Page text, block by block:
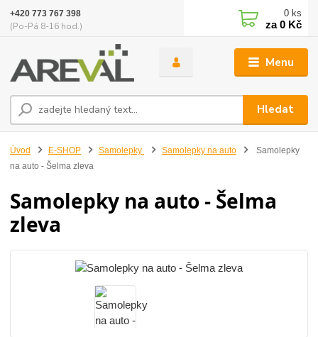
Menu
Hledat
+420 773 767 398
(Po-Pá 8-16 hod.)
0 ks
za0 Kč
Úvod E-SHOP Samolepky Samolepky na auto
Samolepky
na auto - Šelma zleva
Samolepky na auto - Šelma
zleva